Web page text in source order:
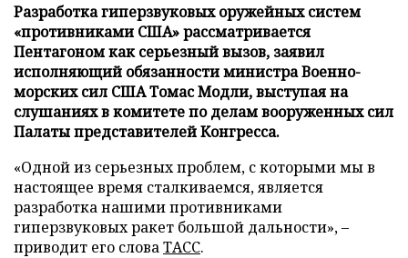
Разработка гиперзвуковых оружейных систем
«противниками США» рассматривается
Пентагоном как серьезный вызов, заявил
исполняющий обязанности министра Военно-
морских сил США Томас Модли, выступая на
слушаниях в комитете по делам вооруженных сил
Палаты представителей Конгресса.
«Одной из серьезных проблем, с которыми мы в
настоящее время сталкиваемся, является
разработка нашими противниками
гиперзвуковых ракет большой дальности», –
приводит его словаТАСС.